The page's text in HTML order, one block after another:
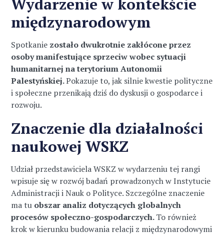
Wydarzenie w kontekście
międzynarodowym
Spotkanie zostało dwukrotnie zakłócone przez
osoby manifestujące sprzeciw wobec sytuacji
humanitarnej na terytorium Autonomii
Palestyńskiej.Pokazuje to, jak silnie kwestie polityczne
i społeczne przenikają dziś do dyskusji o gospodarce i
rozwoju.
Znaczenie dla działalności
naukowej WSKZ
Udział przedstawiciela WSKZ w wydarzeniu tej rangi
wpisuje się w rozwój badań prowadzonych w Instytucie
Administracji i Nauk o Polityce. Szczególne znaczenie
ma tu obszar analiz dotyczących globalnych
procesów społeczno-gospodarczych.To również
krok w kierunku budowania relacji z międzynarodowymi